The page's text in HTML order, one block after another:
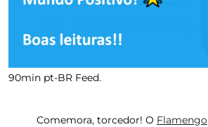
90min pt-BR Feed.
Comemora, torcedor! O Flamengo